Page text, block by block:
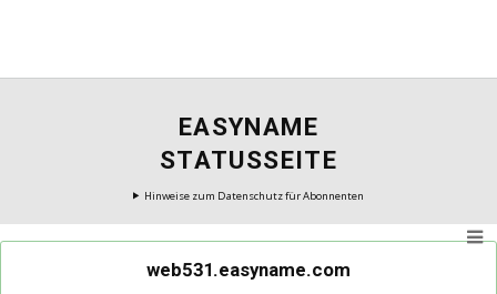
EASYNAME
STATUSSEITE
Hinweise zum Datenschutz für Abonnenten
web531.easyname.com